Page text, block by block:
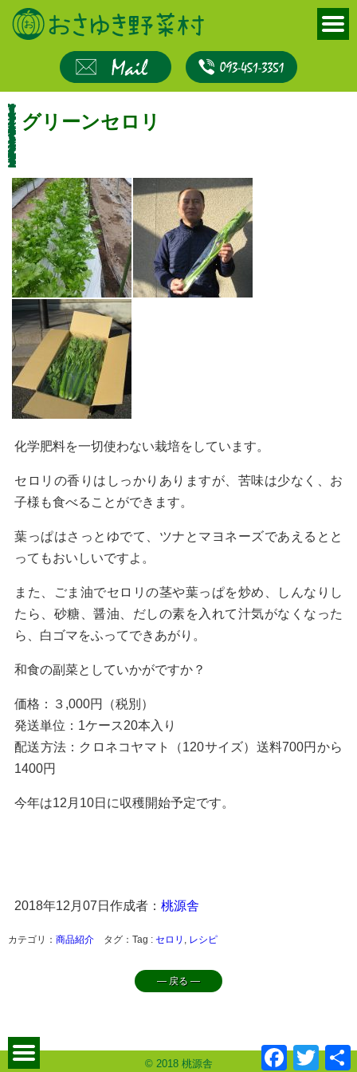
グリーンセロリ
化学肥料を一切使わない栽培をしています。
セロリの香りはしっかりありますが、苦味は少なく、お
子様も食べることができます。
葉っぱはさっとゆでて、ツナとマヨネーズであえるとと
ってもおいしいですよ。
また、ごま油でセロリの茎や葉っぱを炒め、しんなりし
たら、砂糖、醤油、だしの素を入れて汁気がなくなった
ら、白ゴマをふってできあがり。
和食の副菜としていかがですか？
価格：３,000円（税別）
発送単位：1ケース20本入り
配送方法：クロネコヤマト（120サイズ）送料700円から
1400円
今年は12月10日に収穫開始予定です。
2018年12月07日 作成者： 桃源舎
カテゴリ： 商品紹介 タグ：Tag : セロリ , レシピ
― 戻る ―
© 2018 桃源舎
Facebook Twitter